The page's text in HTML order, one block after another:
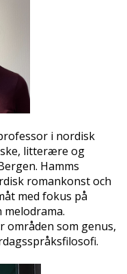
i nordisk
litterære og
Hamms
romankonst och
med fokus på
som genus,